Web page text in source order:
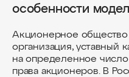
особенности
Акционерное
организация, уставный
на определенное
права акционеров. В